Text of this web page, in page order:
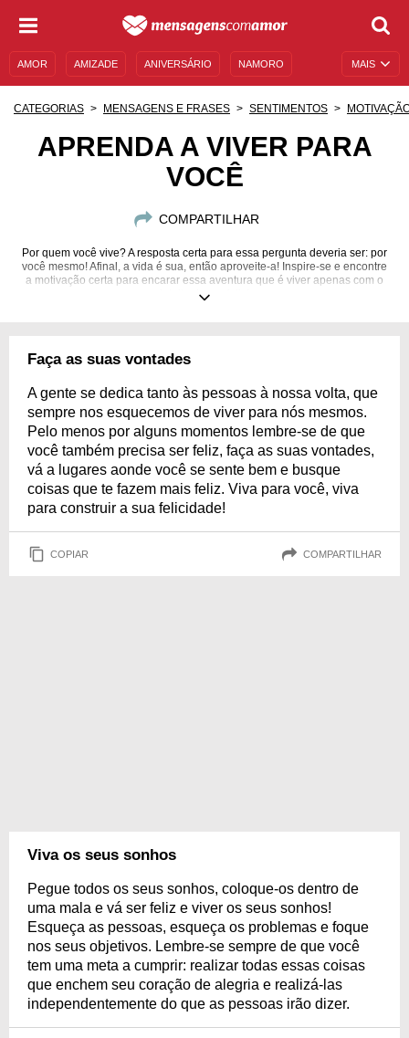
MAIS
AMOR AMIZADE ANIVERSÁRIO NAMORO
MENSAGENS DE ANIVERSÁRIO
CATEGORIAS MENSAGENS E FRASES SENTIMENTOS
APRENDA A VIVER PARA
VOCÊ
COMPARTILHAR
Por quem você vive? A resposta certa para essa pergunta deveria ser: por
você mesmo! Afinal, a vida é sua, então aproveite-a! Inspire-se e encontre
a motivação certa para encarar essa aventura que é viver apenas com o
intuito de ser feliz!
Faça as suas vontades
A gente se dedica tanto às pessoas à nossa volta, que
sempre nos esquecemos de viver para nós mesmos.
Pelo menos por alguns momentos lembre-se de que
você também precisa ser feliz, faça as suas vontades,
vá a lugares aonde você se sente bem e busque
coisas que te fazem mais feliz. Viva para você, viva
para construir a sua felicidade!
COPIAR COMPARTILHAR
Viva os seus sonhos
Pegue todos os seus sonhos, coloque-os dentro de
uma mala e vá ser feliz e viver os seus sonhos!
Esqueça as pessoas, esqueça os problemas e foque
nos seus objetivos. Lembre-se sempre de que você
tem uma meta a cumprir: realizar todas essas coisas
que enchem seu coração de alegria e realizá-las
independentemente do que as pessoas irão dizer.